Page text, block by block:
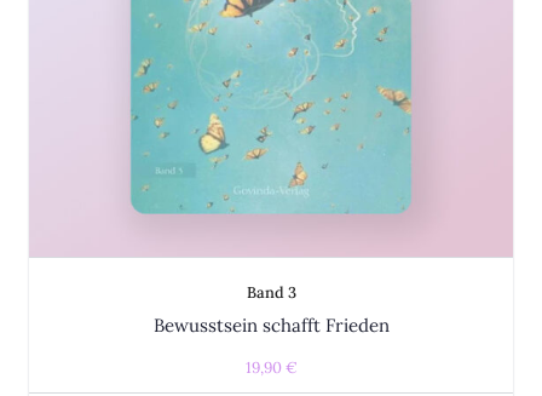
Band 3
Bewusstsein schafft Frieden
19,90€